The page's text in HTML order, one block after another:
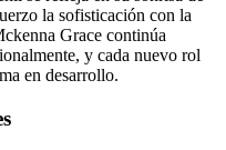
la sofisticación con la
Grace continúa
y cada nuevo rol
en desarrollo.